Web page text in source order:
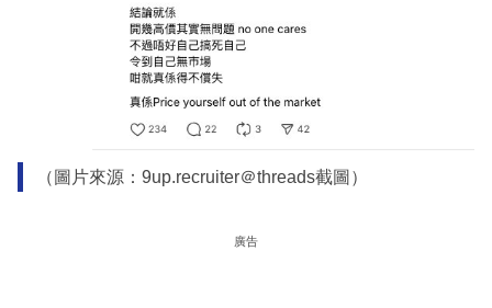
（圖片來源：9up.recruiter＠threads截圖）
廣告